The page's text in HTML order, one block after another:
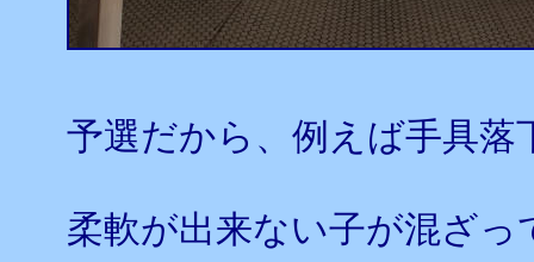
予選だから、例えば手具落
柔軟が出来ない子が混ざ